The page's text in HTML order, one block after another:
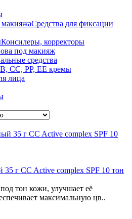
Средства для фиксации
Консилеры, корректоры
под макияж
средства
CC, PP, EE кремы
лица
г CC Active complex SPF 10 тон
тон кожи, улучшает её
максимальную цв..